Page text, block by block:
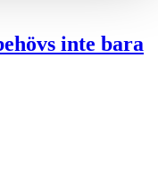
inte bara